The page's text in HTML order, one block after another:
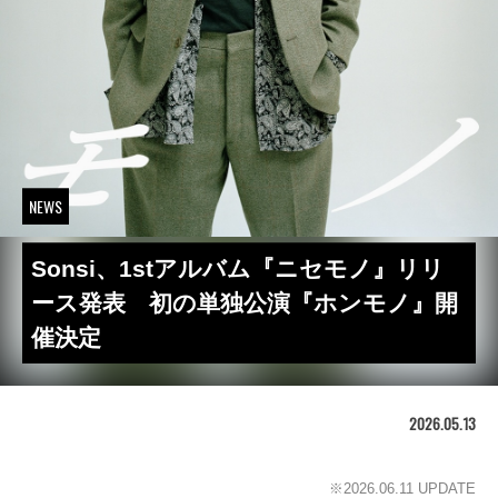
NEWS
Sonsi、1stアルバム『ニセモノ』リリ
ース発表 初の単独公演『ホンモノ』開
催決定
2026.05.13
※2026.06.11 UPDATE